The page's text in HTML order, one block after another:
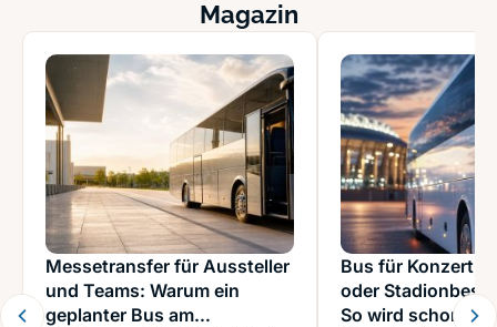
Magazin
Messetransfer für Aussteller
und Teams: Warum ein
geplanter Bus am
Bus für Konzert,
oder
So wird schon